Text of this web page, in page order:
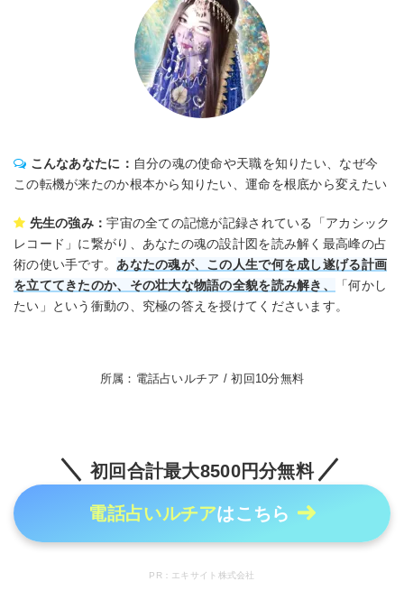
こんなあなたに： 自分の魂の使命や天職を知りたい、なぜ今
この転機が来たのか根本から知りたい、運命を根底から変えたい
先生の強み：宇宙の全ての記憶が記録されている「アカシック
レコード」に繋がり、あなたの魂の設計図を読み解く最高峰の占
術の使い手です。 あなたの魂が、この人生で何を成し遂げる計画
を立ててきたのか、その壮大な物語の全貌を読み解き、
「何かし
たい」という衝動の、究極の答えを授けてくださいます。
所属：電話占いルチア / 初回10分無料
初回合計最大8500円分無料
電話占いルチアはこちら
PR：エキサイト株式会社